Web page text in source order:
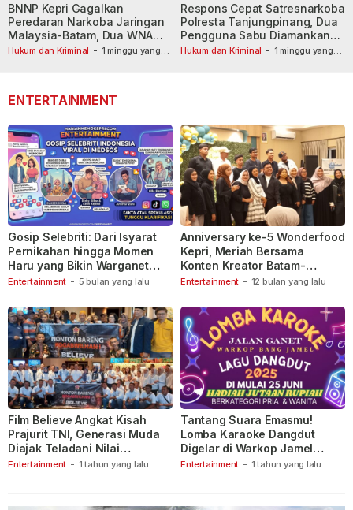
Hukum dan Kriminal - 1 minggu yang
BNNP Kepri Gagalkan
Peredaran Narkoba Jaringan
Malaysia-Batam, Dua WNA
Masih Diburu
Hukum dan Kriminal - 1 minggu yang
Respons Cepat Satresnarkoba
Polresta Tanjungpinang, Dua
Pengguna Sabu Diamankan
Usai Dilaporkan ke Call Center
ENTERTAINMENT
Entertainment - 5 bulan yang lalu
Gosip Selebriti: Dari Isyarat
Pernikahan hingga Momen
Haru yang Bikin Warganet
Berspekulasi
Entertainment - 12 bulan yang lalu
Anniversary ke-5 Wonderfood
Kepri, Meriah Bersama
Konten Kreator Batam-
Tanjungpinang
Entertainment - 1 tahun yang lalu
Film Believe Angkat Kisah
Prajurit TNI, Generasi Muda
Diajak Teladani Nilai
Keberanian
Entertainment - 1 tahun yang lalu
Tantang Suara Emasmu!
Lomba Karaoke Dangdut
Digelar di Warkop Jamel
Ganet